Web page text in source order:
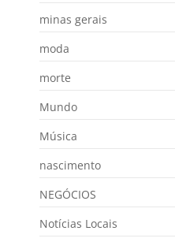
minas gerais
moda
morte
Mundo
Música
nascimento
NEGÓCIOS
Notícias Locais